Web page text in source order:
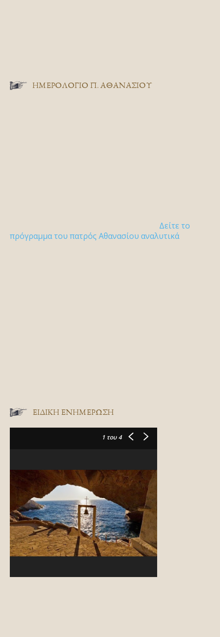
ΗΜΕΡΟΛΟΓΙΟ Π. ΑΘΑΝΑΣΙΟΥ
Δείτε το
πρόγραμμα του πατρός Αθανασίου αναλυτικά
ΕΙΔΙΚΉ ΕΝΗΜΈΡΩΣΗ
1 του 4